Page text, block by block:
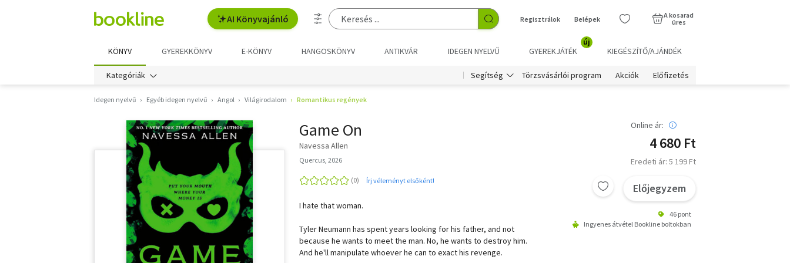
AI Könyvajánló Regisztrálok Belépek
A kosarad
üres
KÖNYV GYEREKKÖNYV E-KÖNYV HANGOSKÖNYV ANTIKVÁR IDEGEN NYELVŰ GYEREKJÁTÉK
új
KIEGÉSZÍTŐ/AJÁNDÉK
Kategóriák Segítség Törzsvásárlói program Akciók Előfizetés
Idegen nyelvű Egyéb idegen nyelvű Angol Világirodalom Romantikus regények
Game On
Navessa Allen
Quercus, 2026
Írj véleményt elsőként!
I hate that woman.
Tyler Neumann has spent years looking for his father, and not
because he wants to meet the man. No, he wants to destroy him.
And he'll manipulate whoever he can to exact his revenge.
Online ár:
4 680 Ft
Eredeti ár: 5 199 Ft
Előjegyzem
46 pont
Ingyenes átvétel Bookline boltokban